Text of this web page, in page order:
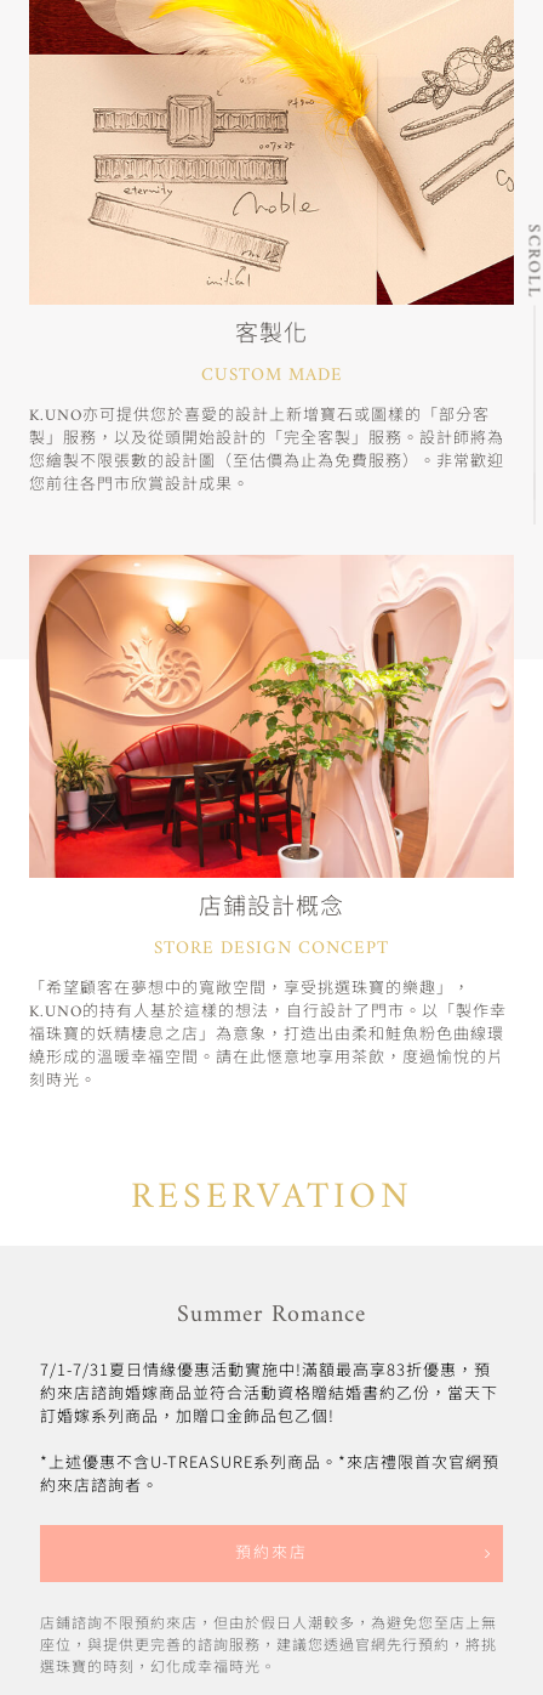
客製化
CUSTOM MADE
K.UNO亦可提供您於喜愛的設計上新增寶石或圖樣的「部分客
製」服務，以及從頭開始設計的「完全客製」服務。設計師將為
您繪製不限張數的設計圖（至估價為止為免費服務）。非常歡迎
您前往各門市欣賞設計成果。
店鋪設計概念
STORE DESIGN CONCEPT
「希望顧客在夢想中的寬敞空間，享受挑選珠寶的樂趣」，
K.UNO的持有人基於這樣的想法，自行設計了門市。以「製作幸
福珠寶的妖精棲息之店」為意象，打造出由柔和鮭魚粉色曲線環
繞形成的溫暖幸福空間。請在此愜意地享用茶飲，度過愉悅的片
刻時光。
RESERVATION
Summer Romance
7/1-7/31夏日情緣優惠活動實施中!滿額最高享83折優惠，預
約來店諮詢婚嫁商品並符合活動資格贈結婚書約乙份，當天下
訂婚嫁系列商品，加贈口金飾品包乙個!
*上述優惠不含U-TREASURE系列商品。*來店禮限首次官網預
約來店諮詢者。
預約來店
店鋪諮詢不限預約來店，但由於假日人潮較多，為避免您至店上無
座位，與提供更完善的諮詢服務，建議您透過官網先行預約，將挑
選珠寶的時刻，幻化成幸福時光。